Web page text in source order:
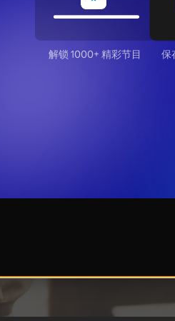
解锁 1000+ 精彩节目 保